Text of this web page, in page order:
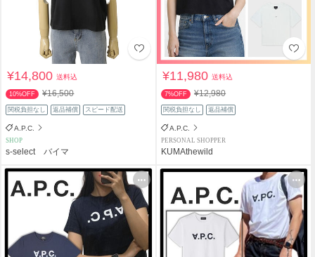
¥14,800送料込
10%OFF ¥16,500
関税負担なし 返品補償 スピード配送
A.P.C.
SHOP
s-select バイマ
¥11,980送料込
7%OFF ¥12,980
関税負担なし 返品補償
A.P.C.
PERSONAL SHOPPER
KUMAthewild